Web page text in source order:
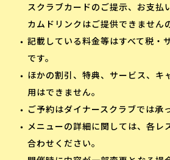
スクラブカードのご提示、お支払
カムドリンクはご提供できません
記載している料金等はすべて税・
です。
ほかの割引、特典、サービス、キ
用はできません。
ご予約はダイナースクラブでは承
メニューの詳細に関しては、各レ
合わせください。